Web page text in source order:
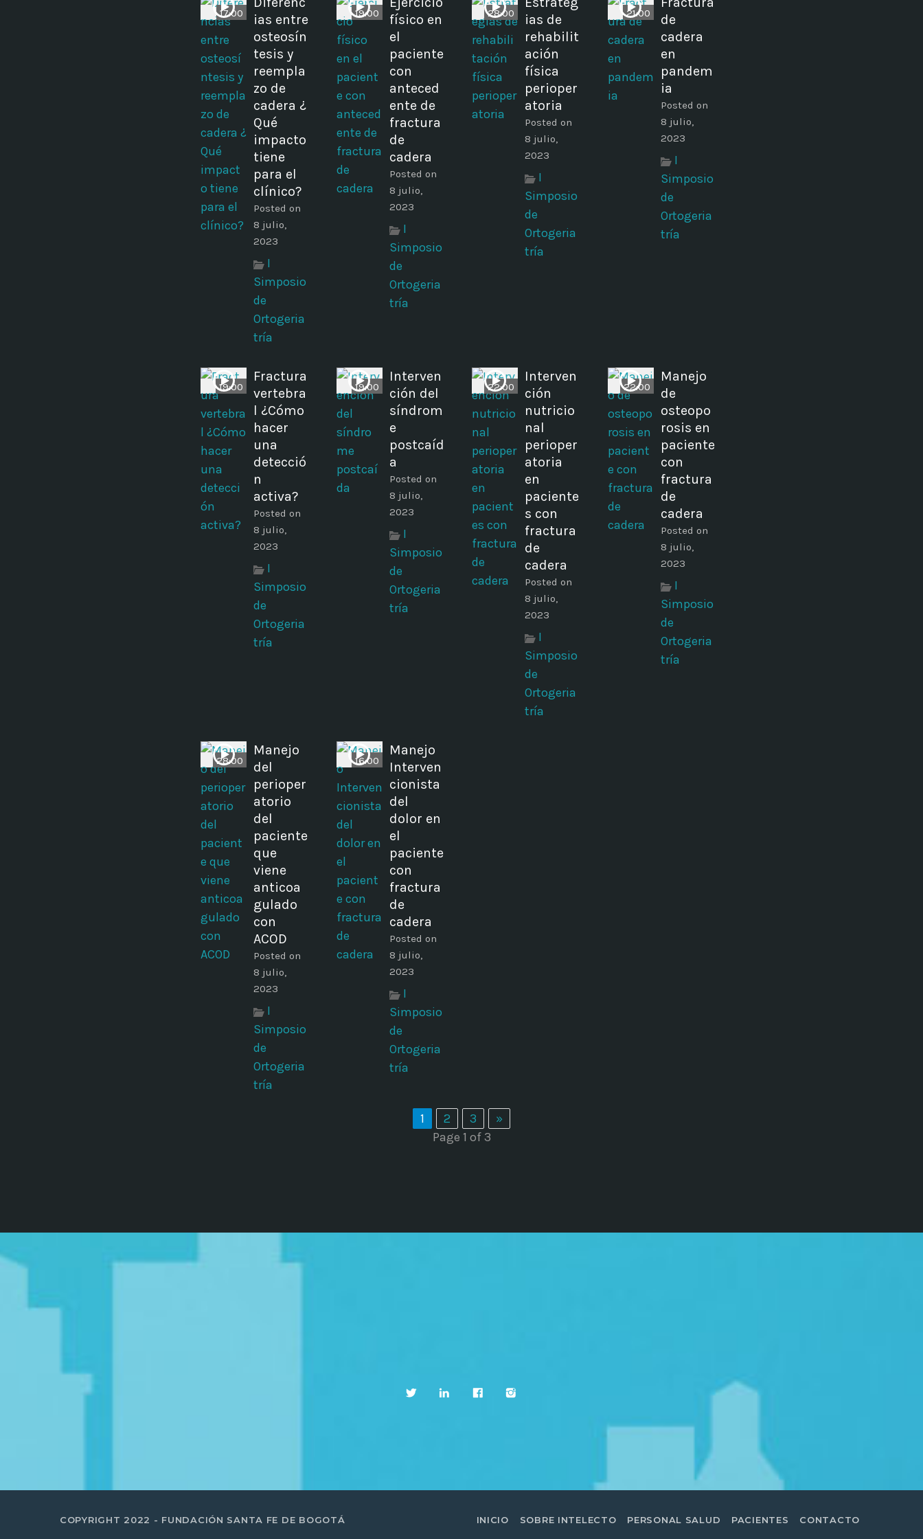
17:00
ias entre
osteosín
tesis y
reempla
zo de
cadera ¿
Qué
impacto
tiene
para el
clínico?
Posted on
8 julio,
2023
I
Simposio
de
Ortogeria
tría
19:00
físico en
el
paciente
con
anteced
ente de
fractura
de
cadera
Posted on
8 julio,
2023
I
Simposio
de
Ortogeria
tría
28:00
ias de
rehabilit
ación
física
perioper
atoria
Posted on
8 julio,
2023
I
Simposio
de
Ortogeria
tría
21:00
de
cadera
en
pandem
ia
Posted on
8 julio,
2023
I
Simposio
de
Ortogeria
tría
19:00
Fractura
vertebra
l ¿Cómo
hacer
una
detecció
n
activa?
Posted on
8 julio,
2023
I
Simposio
de
Ortogeria
tría
19:00
Interven
ción del
síndrom
e
postcaíd
a
Posted on
8 julio,
2023
I
Simposio
de
Ortogeria
tría
22:00
Interven
ción
nutricio
nal
perioper
atoria
en
paciente
s con
fractura
de
cadera
Posted on
8 julio,
2023
I
Simposio
de
Ortogeria
tría
22:00
Manejo
de
osteopo
rosis en
paciente
con
fractura
de
cadera
Posted on
8 julio,
2023
I
Simposio
de
Ortogeria
tría
28:00
Manejo
del
perioper
atorio
del
paciente
que
viene
anticoa
gulado
con
ACOD
Posted on
8 julio,
2023
I
Simposio
de
Ortogeria
tría
16:00
Manejo
Interven
cionista
del
dolor en
el
paciente
con
fractura
de
cadera
Posted on
8 julio,
2023
I
Simposio
de
Ortogeria
tría
1 2 3
»
Page 1 of 3
COPYRIGHT 2022 - FUNDACIÓN SANTA FE DE BOGOTÁ INICIO SOBRE INTELECTO PERSONAL SALUD PACIENTES CONTACTO